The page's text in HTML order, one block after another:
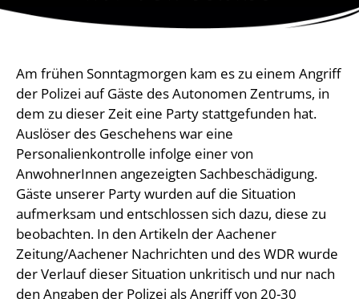
Am frühen Sonntagmorgen kam es zu einem Angriff
der Polizei auf Gäste des Autonomen Zentrums, in
dem zu dieser Zeit eine Party stattgefunden hat.
Auslöser des Geschehens war eine
Personalienkontrolle infolge einer von
AnwohnerInnen angezeigten Sachbeschädigung.
Gäste unserer Party wurden auf die Situation
aufmerksam und entschlossen sich dazu, diese zu
beobachten. In den Artikeln der Aachener
Zeitung/Aachener Nachrichten und des WDR wurde
der Verlauf dieser Situation unkritisch und nur nach
den Angaben der Polizei als Angriff von 20-30